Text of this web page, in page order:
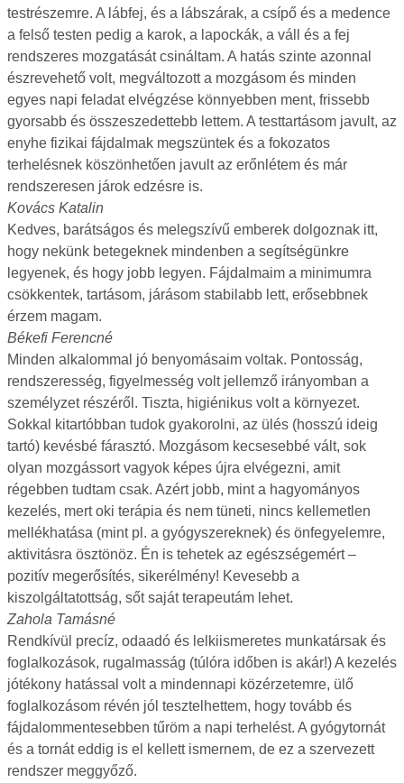
testrészemre. A lábfej, és a lábszárak, a csípő és a medence
a felső testen pedig a karok, a lapockák, a váll és a fej
rendszeres mozgatását csináltam. A hatás szinte azonnal
észrevehető volt, megváltozott a mozgásom és minden
egyes napi feladat elvégzése könnyebben ment, frissebb
gyorsabb és összeszedettebb lettem. A testtartásom javult, az
enyhe fizikai fájdalmak megszüntek és a fokozatos
terhelésnek köszönhetően javult az erőnlétem és már
rendszeresen járok edzésre is.
Kovács Katalin
Kedves, barátságos és melegszívű emberek dolgoznak itt,
hogy nekünk betegeknek mindenben a segítségünkre
legyenek, és hogy jobb legyen. Fájdalmaim a minimumra
csökkentek, tartásom, járásom stabilabb lett, erősebbnek
érzem magam.
Békefi Ferencné
Minden alkalommal jó benyomásaim voltak. Pontosság,
rendszeresség, figyelmesség volt jellemző irányomban a
személyzet részéről. Tiszta, higiénikus volt a környezet.
Sokkal kitartóbban tudok gyakorolni, az ülés (hosszú ideig
tartó) kevésbé fárasztó. Mozgásom kecsesebbé vált, sok
olyan mozgássort vagyok képes újra elvégezni, amit
régebben tudtam csak. Azért jobb, mint a hagyományos
kezelés, mert oki terápia és nem tüneti, nincs kellemetlen
mellékhatása (mint pl. a gyógyszereknek) és önfegyelemre,
aktivitásra ösztönöz. Én is tehetek az egészségemért –
pozitív megerősítés, sikerélmény! Kevesebb a
kiszolgáltatottság, sőt saját terapeutám lehet.
Zahola Tamásné
Rendkívül precíz, odaadó és lelkiismeretes munkatársak és
foglalkozások, rugalmasság (túlóra időben is akár!) A kezelés
jótékony hatással volt a mindennapi közérzetemre, ülő
foglalkozásom révén jól tesztelhettem, hogy tovább és
fájdalommentesebben tűröm a napi terhelést. A gyógytornát
és a tornát eddig is el kellett ismernem, de ez a szervezett
rendszer meggyőző.